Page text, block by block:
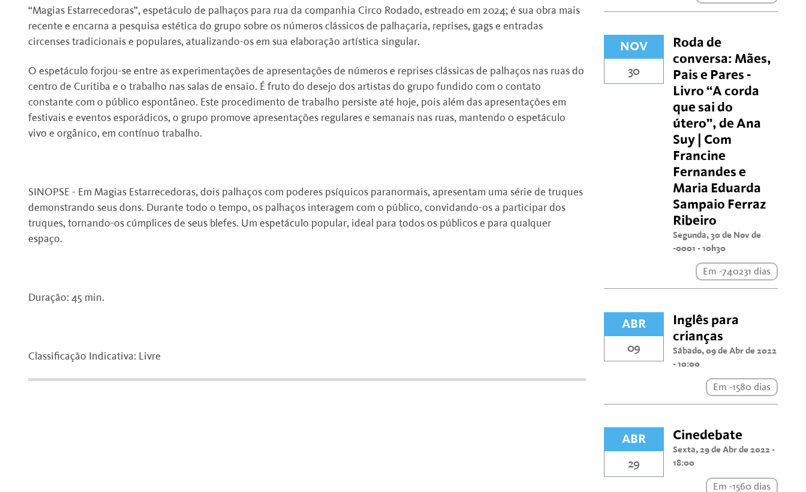
“Magias Estarrecedoras”, espetáculo de palhaços para rua da companhia Circo Rodado, estreado em 2024; é sua obra mais
recente e encarna a pesquisa estética do grupo sobre os números clássicos de palhaçaria, reprises, gags e entradas
circenses tradicionais e populares, atualizando-os em sua elaboração artística singular.
O espetáculo forjou-se entre as experimentações de apresentações de números e reprises clássicas de palhaços nas ruas do
centro de Curitiba e o trabalho nas salas de ensaio. É fruto do desejo dos artistas do grupo fundido com o contato
constante com o público espontâneo. Este procedimento de trabalho persiste até hoje, pois além das apresentações em
festivais e eventos esporádicos, o grupo promove apresentações regulares e semanais nas ruas, mantendo o espetáculo
vivo e orgânico, em contínuo trabalho.
SINOPSE - Em Magias Estarrecedoras, dois palhaços com poderes psíquicos paranormais, apresentam uma série de truques
demonstrando seus dons. Durante todo o tempo, os palhaços interagem com o público, convidando-os a participar dos
truques, tornando-os cúmplices de seus blefes. Um espetáculo popular, ideal para todos os públicos e para qualquer
espaço.
Duração: 45 min.
Classificação Indicativa: Livre
NOV
30
Roda de
conversa: Mães,
Pais e Pares -
Livro “A corda
que sai do
útero”, de Ana
Suy | Com
Francine
Fernandes e
Maria Eduarda
Sampaio Ferraz
Ribeiro
Segunda, 30 de Nov de
-0001 - 10h30
Em -740231 dias
ABR
09
Inglês para
crianças
Sábado, 09 de Abr de 2022
- 10:00
Em -1580 dias
ABR
29
Cinedebate
Sexta, 29 de Abr de 2022 -
18:00
Em -1560 dias